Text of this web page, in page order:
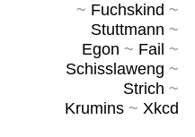
~ Fuchskind ~
Stuttmann ~
Egon ~ Fail ~
Schisslaweng ~
Strich ~
Krumins~ Xkcd